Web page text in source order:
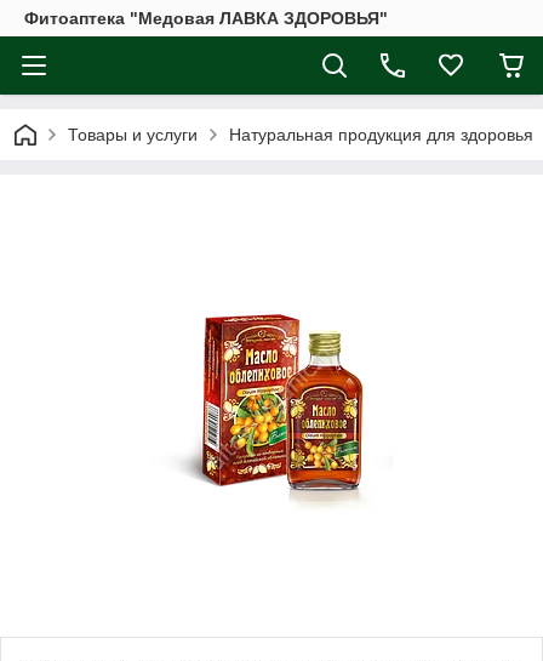
Фитоаптека "Медовая ЛАВКА ЗДОРОВЬЯ"
Товары и услуги Натуральная продукция для здоровья